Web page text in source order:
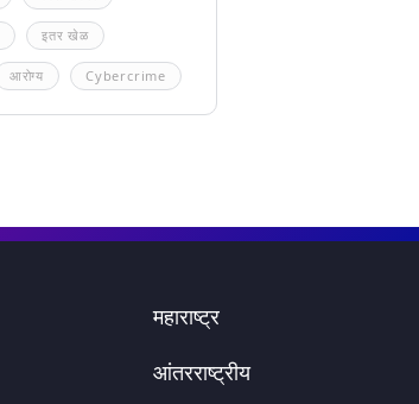
इतर खेळ
आरोग्य Cybercrime
महाराष्ट्र
आंतरराष्ट्रीय